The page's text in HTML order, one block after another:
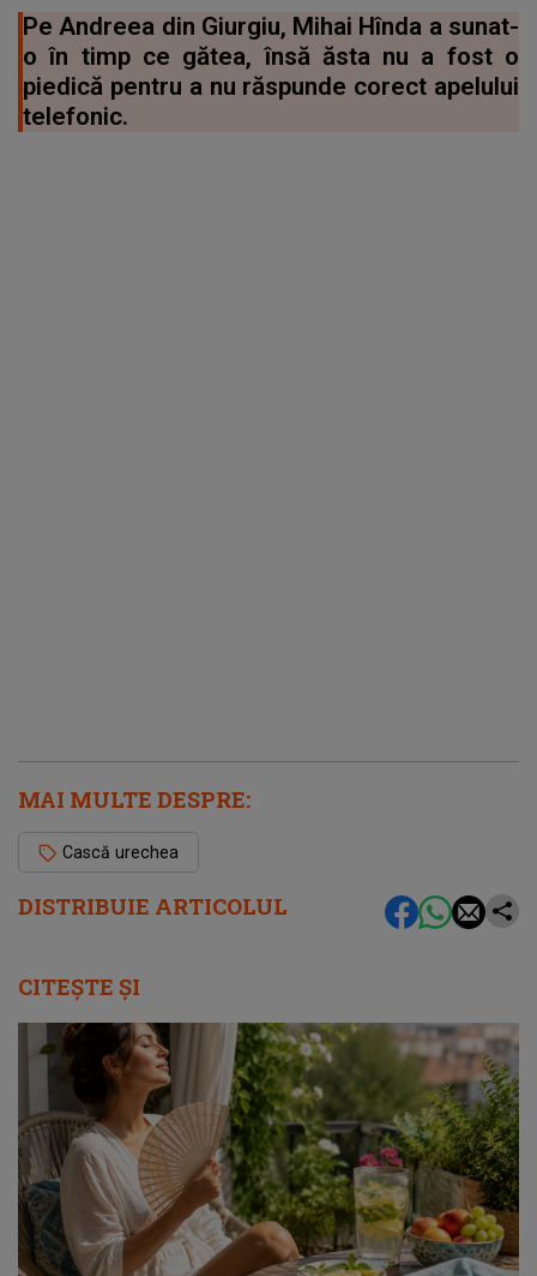
DISTRIBUIE ARTICOLUL
Pe Andreea din Giurgiu, Mihai Hînda a sunat-
o în timp ce gătea, însă ăsta nu a fost o
piedică pentru a nu răspunde corect apelului
telefonic.
MAI MULTE DESPRE:
Cască urechea
CITEȘTE ȘI